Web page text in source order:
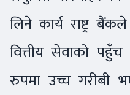
लिने कार्य राष्ट्र
वित्तीय सेवाको
रुपमा उच्च गरीबी